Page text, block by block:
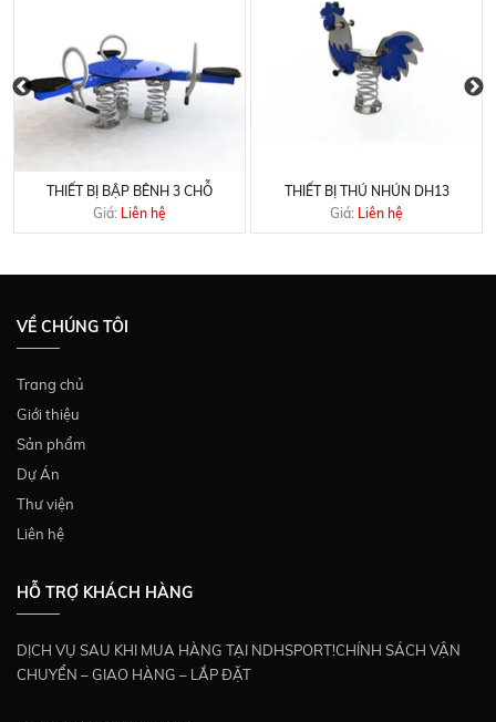
THIẾT BỊ BẬP BÊNH 3 CHỖ
Giá: Liên hệ
THIẾT BỊ THÚ NHÚN DH13
Giá: Liên hệ
VỀ CHÚNG TÔI
Trang chủ
Giới thiệu
Sản phẩm
Dự Án
Thư viện
Liên hệ
HỖ TRỢ KHÁCH HÀNG
DỊCH VỤ SAU KHI MUA HÀNG TẠI NDHSPORT!CHÍNH SÁCH VẬN
CHUYỂN – GIAO HÀNG – LẮP ĐẶT